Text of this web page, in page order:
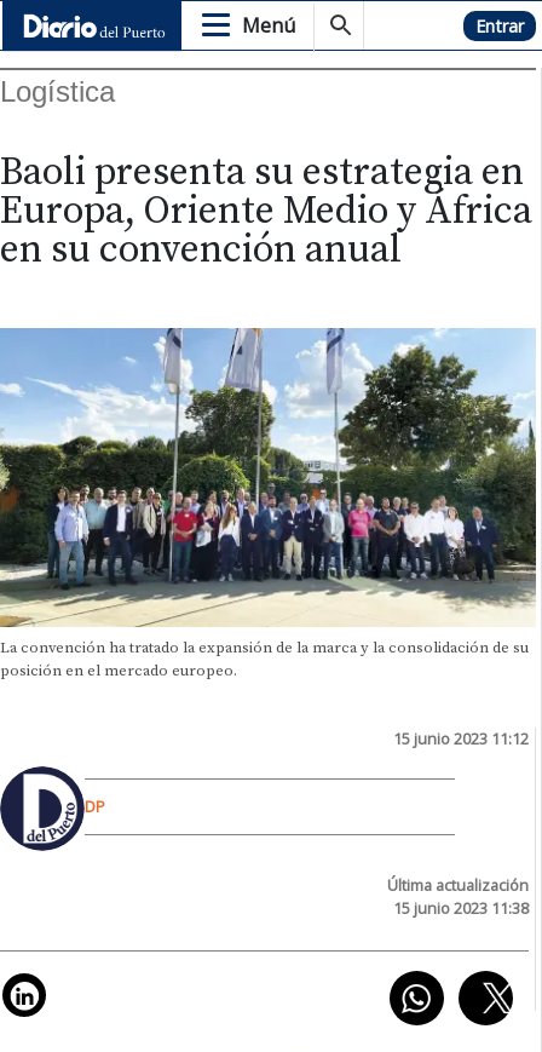
Menú Hemeroteca Entrar
Logística
Baoli presenta su estrategia en
Europa, Oriente Medio y África
en su convención anual
La convención ha tratado la expansión de la marca y la consolidación de su
posición en el mercado europeo.
15 junio 2023 11:12
DP
Última actualización
15 junio 2023 11:38